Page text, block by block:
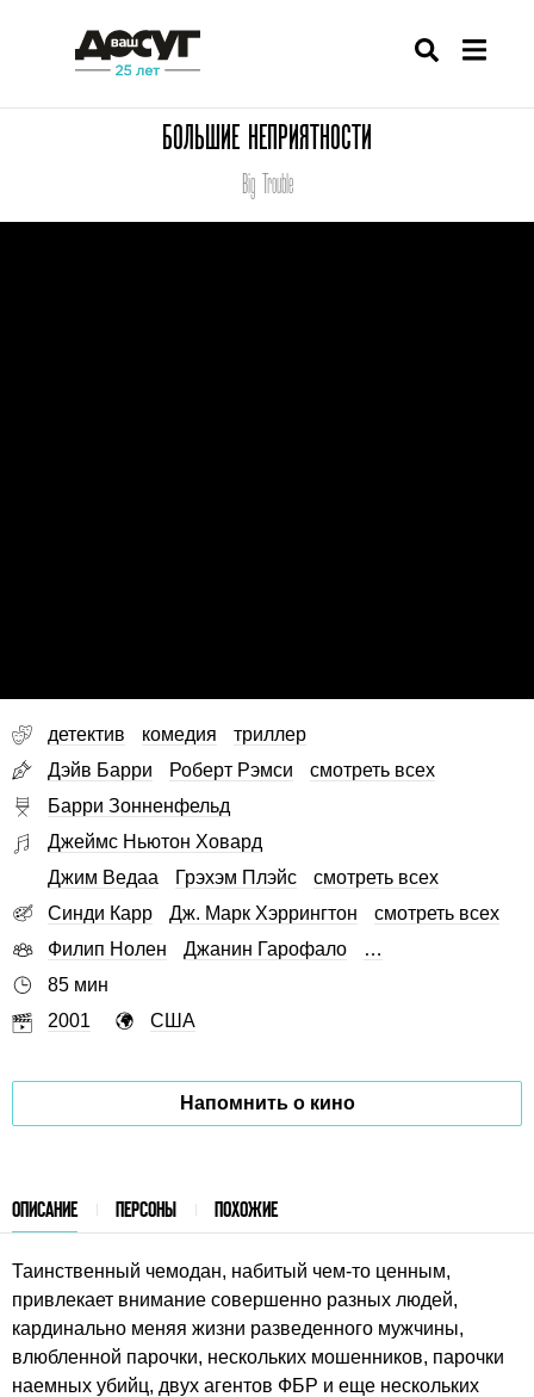
БОЛЬШИЕ НЕПРИЯТНОСТИ
Big Trouble
детектив комедия
триллер
Дэйв Барри
Роберт Рэмси
смотреть всех
Барри Зонненфельд
Джеймс Ньютон Ховард
Джим Ведаа
Грэхэм Плэйс
смотреть всех
Синди Карр
Дж. Марк Хэррингтон
смотреть всех
Филип Нолен
Джанин Гарофало
…
85 мин
2001
США
Напомнить о кино
ОПИСАНИЕ ПЕРСОНЫ ПОХОЖИЕ
Таинственный чемодан, набитый чем-то ценным,
привлекает внимание совершенно разных людей,
кардинально меняя жизни разведенного мужчины,
влюбленной парочки, нескольких мошенников, парочки
наемных убийц, двух агентов ФБР и еще нескольких